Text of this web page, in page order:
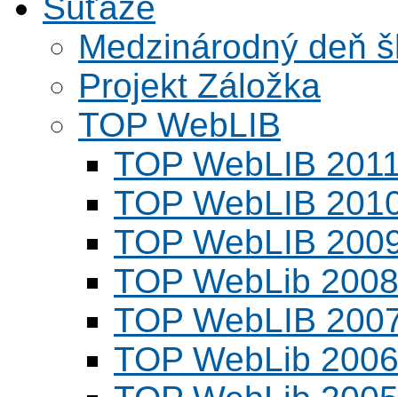
Medzinárodný deň
Projekt Záložka
TOP WebLIB
TOP WebLIB
TOP WebLIB
TOP WebLIB
TOP WebLib 2008
TOP WebLIB
TOP WebLib 2006